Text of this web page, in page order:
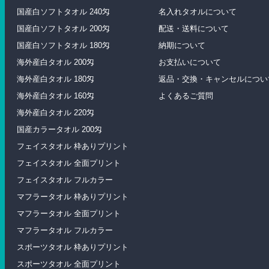
国産白ソフトタオル 240匁
国産白ソフトタオル 200匁
国産白ソフトタオル 180匁
海外産白タオル 200匁
海外産白タオル 180匁
海外産白タオル 160匁
海外産白タオル 220匁
国産カラータオル 200匁
フェイスタオル 枠ありプリント
フェイスタオル 全面プリント
フェイスタオル フルカラー
マフラータオル 枠ありプリント
マフラータオル 全面プリント
マフラータオル フルカラー
スポーツタオル 枠ありプリント
スポーツタオル 全面プリント
名入れタオルについて
配送・送料について
納期について
お支払いについて
返品・交換・キャンセルにつ
よくあるご質問